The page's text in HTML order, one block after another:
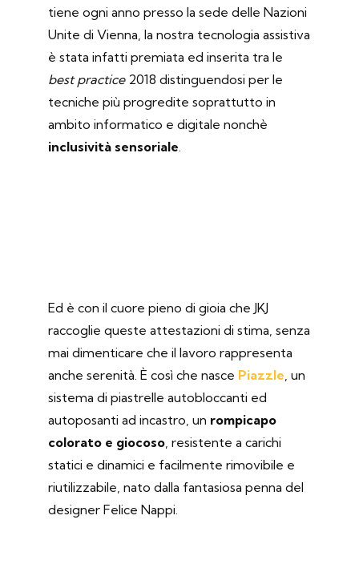
tiene ogni anno presso la sede delle Nazioni
Unite di Vienna, la nostra tecnologia assistiva
è stata infatti premiata ed inserita tra le
best practice 2018 distinguendosi per le
tecniche più progredite soprattutto in
ambito informatico e digitale nonchè
inclusività sensoriale.
Ed è con il cuore pieno di gioia che JKJ
raccoglie queste attestazioni di stima, senza
mai dimenticare che il lavoro rappresenta
anche serenità. È così che nasce Piazzle , un
sistema di piastrelle autobloccanti ed
autoposanti ad incastro, un rompicapo
colorato e giocoso , resistente a carichi
statici e dinamici e facilmente rimovibile e
riutilizzabile, nato dalla fantasiosa penna del
designer Felice Nappi.